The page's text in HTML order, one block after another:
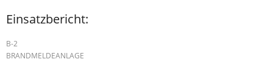
Einsatzbericht:
B-2
BRANDMELDEANLAGE